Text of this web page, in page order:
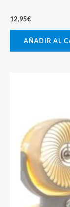
12,95€
AÑADIR AL